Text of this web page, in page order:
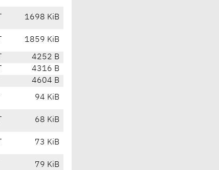
1698 KiB
1859 KiB
4252 B
4316 B
4604 B
94 KiB
68 KiB
73 KiB
79 KiB